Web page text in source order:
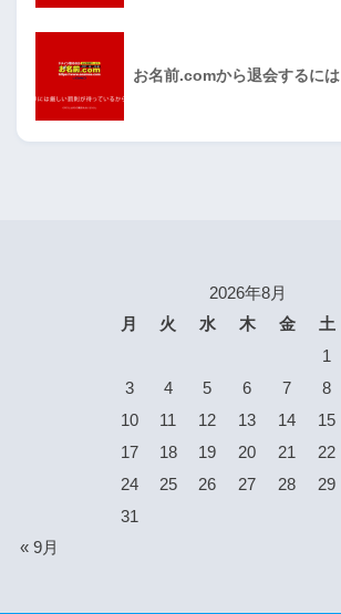
お名前.comから退会するには
2026年8月
月
火 水 木 金 土
1
3
4 5 6 7 8
10
11 12 13 14 15
17
18 19 20 21 22
24
25 26 27 28 29
31
« 9月